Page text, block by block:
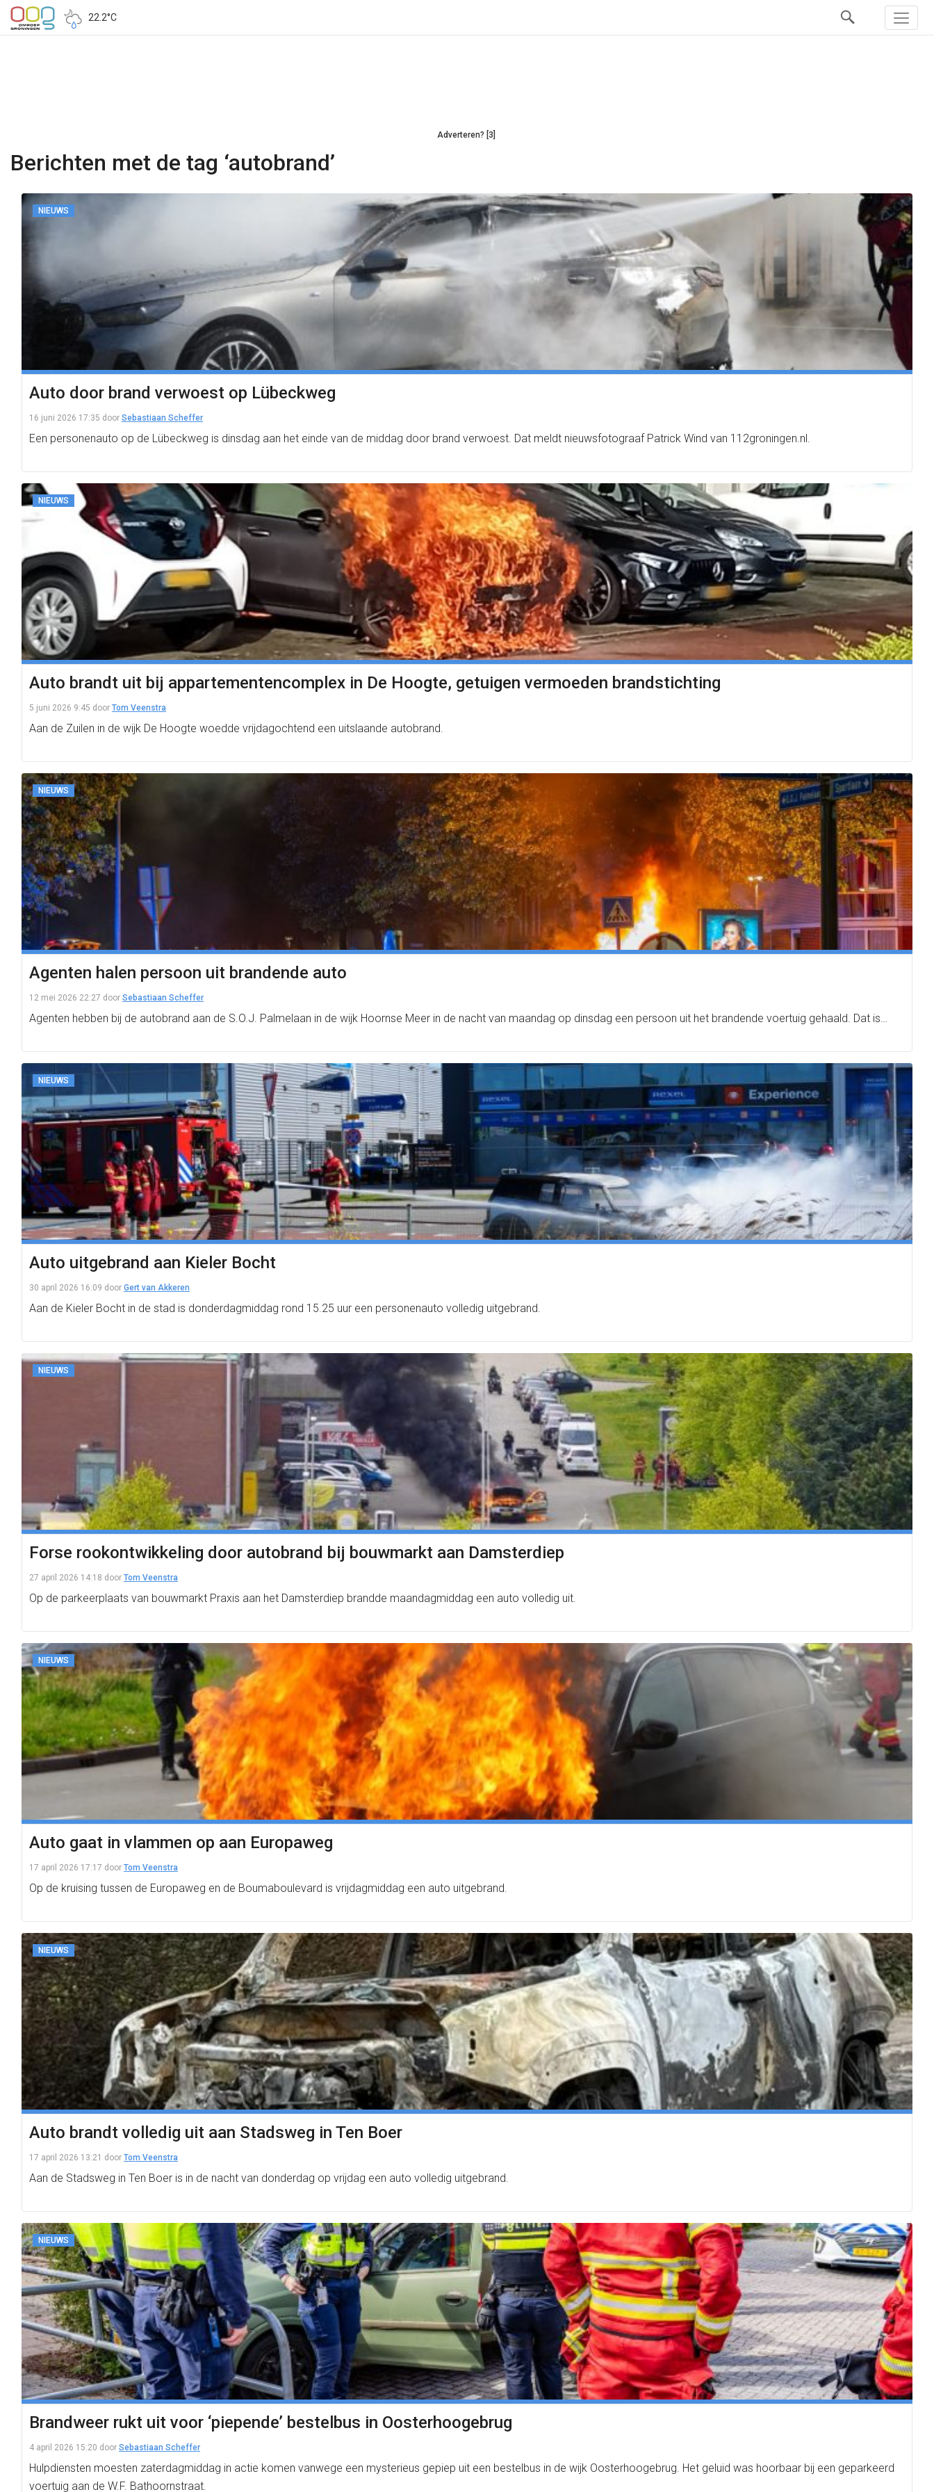
22.2°C
Adverteren? [3]
Berichten met de tag ‘autobrand’
NIEUWS
Auto door brand verwoest op Lübeckweg
16 juni 2026 17:35 door Sebastiaan Scheffer
Een personenauto op de Lübeckweg is dinsdag aan het einde van de middag door brand verwoest. Dat meldt nieuwsfotograaf Patrick Wind van 112groningen.nl.
NIEUWS
Auto brandt uit bij appartementencomplex in De Hoogte, getuigen vermoeden brandstichting
5 juni 2026 9:45 door Tom Veenstra
Aan de Zuilen in de wijk De Hoogte woedde vrijdagochtend een uitslaande autobrand.
NIEUWS
Agenten halen persoon uit brandende auto
12 mei 2026 22:27 door Sebastiaan Scheffer
Agenten hebben bij de autobrand aan de S.O.J. Palmelaan in de wijk Hoornse Meer in de nacht van maandag op dinsdag een persoon uit het brandende voertuig gehaald. Dat is…
NIEUWS
Auto uitgebrand aan Kieler Bocht
30 april 2026 16:09 door Gert van Akkeren
Aan de Kieler Bocht in de stad is donderdagmiddag rond 15.25 uur een personenauto volledig uitgebrand.
NIEUWS
Forse rookontwikkeling door autobrand bij bouwmarkt aan Damsterdiep
27 april 2026 14:18 door Tom Veenstra
Op de parkeerplaats van bouwmarkt Praxis aan het Damsterdiep brandde maandagmiddag een auto volledig uit.
NIEUWS
Auto gaat in vlammen op aan Europaweg
17 april 2026 17:17 door Tom Veenstra
Op de kruising tussen de Europaweg en de Boumaboulevard is vrijdagmiddag een auto uitgebrand.
NIEUWS
Auto brandt volledig uit aan Stadsweg in Ten Boer
17 april 2026 13:21 door Tom Veenstra
Aan de Stadsweg in Ten Boer is in de nacht van donderdag op vrijdag een auto volledig uitgebrand.
NIEUWS
Brandweer rukt uit voor ‘piepende’ bestelbus in Oosterhoogebrug
4 april 2026 15:20 door Sebastiaan Scheffer
Hulpdiensten moesten zaterdagmiddag in actie komen vanwege een mysterieus gepiep uit een bestelbus in de wijk Oosterhoogebrug. Het geluid was hoorbaar bij een geparkeerd
voertuig aan de W.F. Bathoornstraat.